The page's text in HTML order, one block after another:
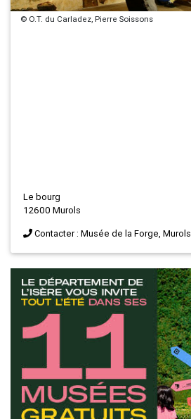
© O.T. du Carladez, Pierre Soissons
Le bourg
12600 Murols
Contacter : Musée de la Forge, Murols